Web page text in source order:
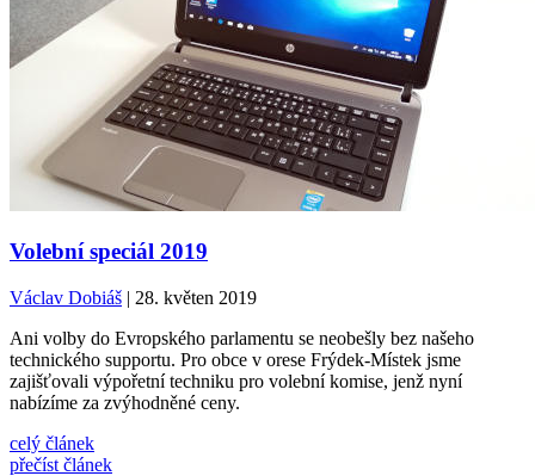
Volební speciál 2019
Václav Dobiáš | 28. květen 2019
Ani volby do Evropského parlamentu se neobešly bez našeho
technického supportu. Pro obce v orese Frýdek-Místek jsme
zajišťovali výpořetní techniku pro volební komise, jenž nyní
nabízíme za zvýhodněné ceny.
celý článek
přečíst článek